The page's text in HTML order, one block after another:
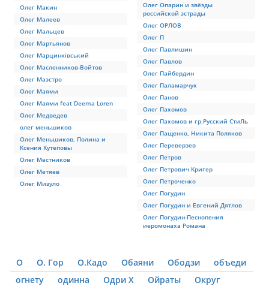
Олег Макин
Олег Малеев
Олег Мальцев
Олег Мартьянов
Олег Марцинківський
Олег Масленников-Войтов
Олег Маэстро
Олег Маями
Олег Маями feat Deema Loren
Олег Медведев
олег меньшиков
Олег Меньшиков, Полина и
Ксения Кутеповы
Олег Местников
Олег Метяев
Олег Мизуло
Олег Опарин и звёзды
российской эстрады
Олег ОРЛОВ
Олег П
Олег Павлишин
Олег Павлов
Олег Пайбердин
Олег Паламарчук
Олег Панов
Олег Пахомов
Олег Пахомов и гр.Русский СтиЛь
Олег Пащенко, Никита Поляков
Олег Переверзев
Олег Петров
Олег Петрович Кригер
Олег Петроченко
Олег Погудин
Олег Погудин и Евгений Дятлов
Олег Погудин-Песнопения
иеромонаха Романа
О О. Гор О.Кадо Обаяни Ободзи
объеди
огнету
одинна Одри Х Ойраты
Округ